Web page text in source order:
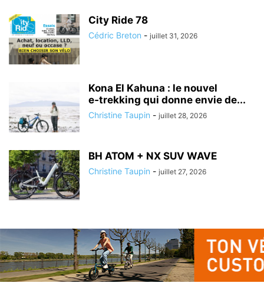
City Ride 78
Cédric Breton - juillet 31, 2026
Kona El Kahuna : le nouvel
e‑trekking qui donne envie de...
Christine Taupin - juillet 28, 2026
BH ATOM + NX SUV WAVE
Christine Taupin - juillet 27, 2026